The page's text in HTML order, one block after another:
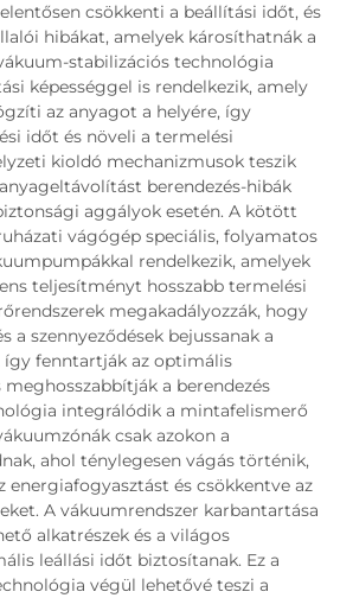
csökkenti a beállítási időt, és
hibákat, amelyek károsíthatnák a
stabilizációs technológia
képességgel is rendelkezik, amely
az anyagot a helyére, így
időt és növeli a termelési
kioldó mechanizmusok teszik
berendezés-hibák
aggályok esetén. A kötött
vágógép speciális, folyamatos
rendelkezik, amelyek
teljesítményt hosszabb termelési
megakadályozzák, hogy
a szennyeződések bejussanak a
így fenntartják az optimális
a berendezés
integrálódik a mintafelismerő
csak azokon a
ahol ténylegesen vágás történik,
energiafogyasztást és csökkentve az
A vákuumrendszer karbantartása
alkatrészek és a világos
leállási időt biztosítanak. Ez a
végül lehetővé teszi a